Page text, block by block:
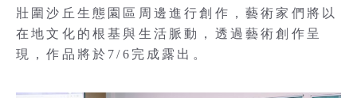
壯圍沙丘生態園區周邊進行創作，藝術家們將以
在地文化的根基與生活脈動，透過藝術創作呈
現，作品將於7/6完成露出。